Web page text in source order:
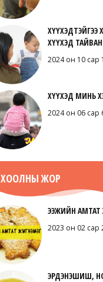
ХҮҮХЭДТЭЙГЭЭ
ХҮҮХЭД
2024 он 10 сар
ХҮҮХЭД МИНЬ
2024 он 06 сар
ХООЛНЫ ЖОР
ЭЭЖИЙН АМТАТ
2023 он 02 сар
ЭРДЭНЭШИШ,